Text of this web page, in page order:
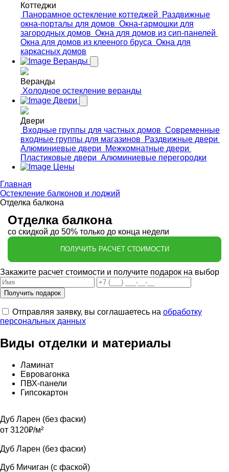
Коттеджи
Панорамное остекление коттеджей
Раздвижные
окна-порталы для домов Окна-гармошки для
загородных домов Окна для домов из сип-панелей
Окна для домов из клееного бруса Окна для
каркасных домов
Веранды
Веранды
Холодное остекление веранды
Двери
Двери
Входные группы для частных домов Современные
входные группы для магазинов
Раздвижные двери
Алюминиевые двери
Межкомнатные двери
Пластиковые двери Алюминиевые перегородки
Цены
Главная
Остекление балконов и лоджий
Отделка балкона
Отделка балкона
со скидкой до 50% только до конца недели
ПОЛУЧИТЬ РАСЧЕТ СТОИМОСТИ
Закажите расчет стоимости и получите подарок на выбор
Отправляя заявку, вы соглашаетесь на обработку
персональных данных
Виды отделки и материалы
Ламинат
Евровагонка
ПВХ-панели
Гипсокартон
Дуб Ларен (без фаски)
от 3120₽/м²
Дуб Ларен (без фаски)
Дуб Мичиган (с фаской)